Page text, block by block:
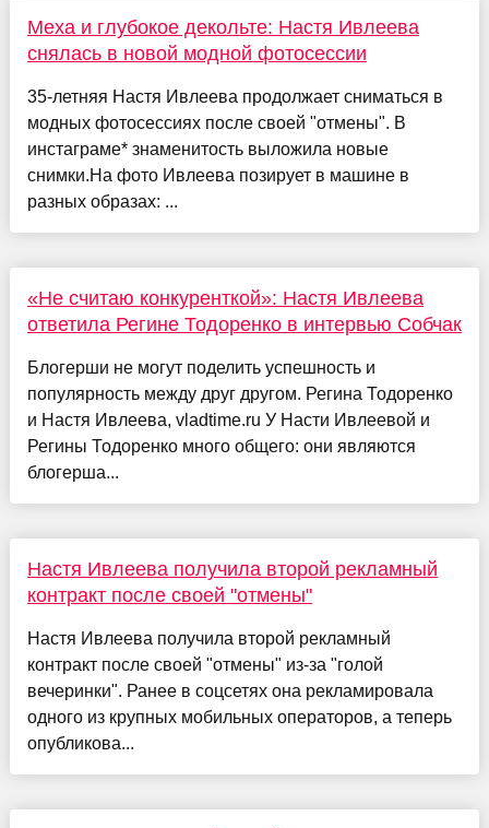
Меха и глубокое декольте: Настя Ивлеева
снялась в новой модной фотосессии
35-летняя Настя Ивлеева продолжает сниматься в
модных фотосессиях после своей "отмены". В
инстаграме* знаменитость выложила новые
снимки.На фото Ивлеева позирует в машине в
разных образах: ...
«Не считаю конкуренткой»: Настя Ивлеева
ответила Регине Тодоренко в интервью Собчак
Блогерши не могут поделить успешность и
популярность между друг другом. Регина Тодоренко
и Настя Ивлеева, vladtime.ru У Насти Ивлеевой и
Регины Тодоренко много общего: они являются
блогерша...
Настя Ивлеева получила второй рекламный
контракт после своей "отмены"
Настя Ивлеева получила второй рекламный
контракт после своей "отмены" из-за "голой
вечеринки". Ранее в соцсетях она рекламировала
одного из крупных мобильных операторов, а теперь
опубликова...